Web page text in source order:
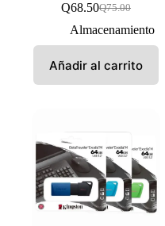
Q75.00
El
precio
original
Q75.00.
Q68.50El
precio
actual
Q68.50.
Almacenamiento
Añadir al carrito